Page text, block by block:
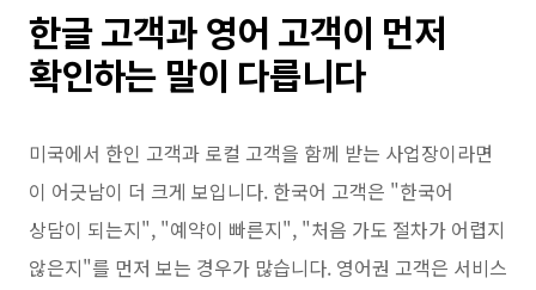
한글 고객과 영어 고객이 먼저
확인하는 말이 다릅니다
미국에서 한인 고객과 로컬 고객을 함께 받는 사업장이라면
이 어긋남이 더 크게 보입니다. 한국어 고객은 "한국어
상담이 되는지", "예약이 빠른지", "처음 가도 절차가 어렵지
않은지"를 먼저 보는 경우가 많습니다. 영어권 고객은 서비스